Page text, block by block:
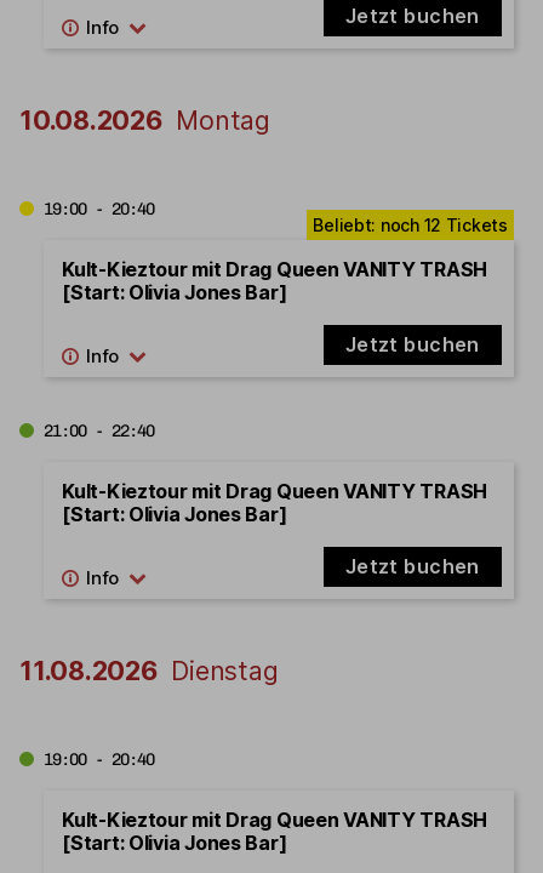
Jetzt buchen
10.08.2026 Montag
19:00 - 20:40
Kult-Kieztour mit Drag Queen VANITY TRASH
[Start: Olivia Jones Bar]
Jetzt buchen
21:00 - 22:40
Kult-Kieztour mit Drag Queen VANITY TRASH
[Start: Olivia Jones Bar]
Jetzt buchen
11.08.2026 Dienstag
19:00 - 20:40
Kult-Kieztour mit Drag Queen VANITY TRASH
[Start: Olivia Jones Bar]